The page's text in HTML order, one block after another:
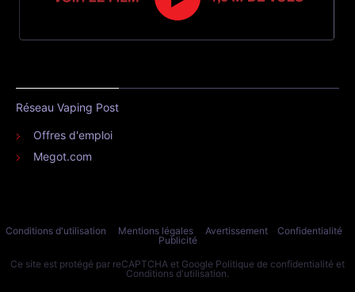
Réseau Vaping Post
Offres d'emploi
Megot.com
Conditions d'utilisation Mentions légales Avertissement
Confidentialité
Publicité
Ce site est protégé par reCAPTCHA et Google Politique de confidentialité et
Conditions d'utilisation.